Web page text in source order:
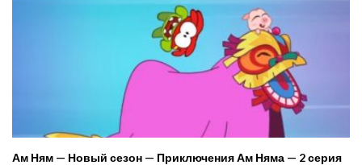
Ам Ням — Новый сезон — Приключения Ам Няма — 2 серия